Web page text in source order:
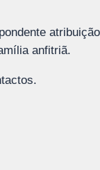
anfitriã.